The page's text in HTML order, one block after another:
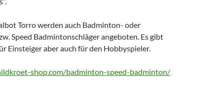
Torro werden auch Badminton- oder
Speed Badmintonschläger angeboten. Es gibt
Einsteiger aber auch für den Hobbyspieler.
shop.com/badminton-speed-badminton/